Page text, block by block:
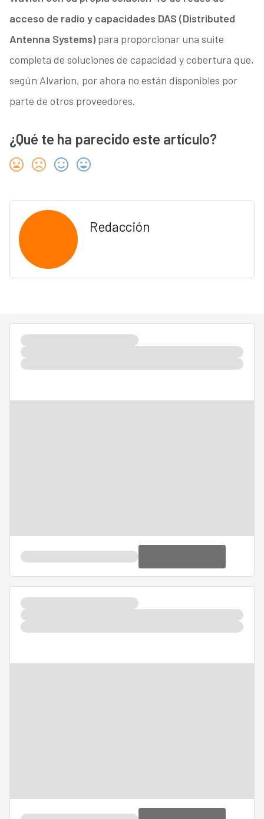
acceso de radio y capacidades DAS (Distributed
Antenna Systems) para proporcionar una suite
completa de soluciones de capacidad y cobertura que,
según Alvarion, por ahora no están disponibles por
parte de otros proveedores.
¿Qué te ha parecido este artículo?
Redacción